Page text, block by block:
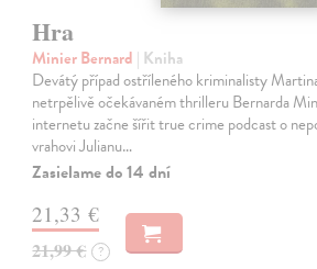
Hra
Minier Bernard | Kniha
Devátý případ ostříleného kriminalisty
netrpělivě očekávaném thrilleru Bernarda
internetu začne šířit true crime podcast o
vrahovi Julianu…
Zasielame do 14 dní
21,33 €
21,99 € ?